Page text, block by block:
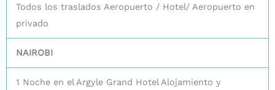
Todos los traslados Aeropuerto / Hotel/ Aeropuerto en
privado
NAIROBI
1 Noche en el Argyle Grand Hotel Alojamiento y